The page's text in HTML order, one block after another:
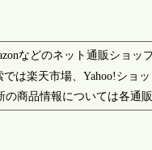
などのネット通販ショ
は楽天市場、Yahoo!ショ
商品情報については各通